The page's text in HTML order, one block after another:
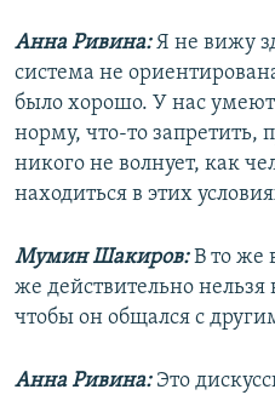
Анна Ривина:Я не вижу
система не
было хорошо. У нас
норму, что-то запретить,
никого не волнует, как
находиться в этих
Мумин Шакиров:В то же
же действительно нельзя
чтобы он общался с
Анна Ривина: Это